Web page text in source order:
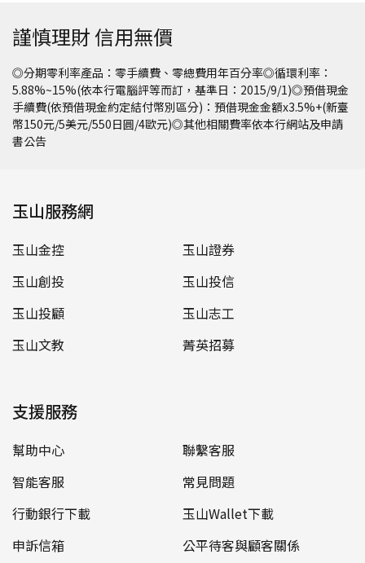
謹慎理財 信用無價
◎分期零利率產品：零手續費、零總費用年百分率◎循環利率：
5.88%~15%(依本行電腦評等而訂，基準日：2015/9/1)◎預借現金
手續費(依預借現金約定結付幣別區分)：預借現金金額x3.5%+(新臺
幣150元/5美元/550日圓/4歐元)◎其他相關費率依本行網站及申請
書公告
玉山服務網
玉山金控
玉山證券
玉山創投
玉山投信
玉山投顧
玉山志工
玉山文教
菁英招募
支援服務
幫助中心
聯繫客服
智能客服
常見問題
行動銀行下載
玉山Wallet下載
申訴信箱
公平待客與顧客關係